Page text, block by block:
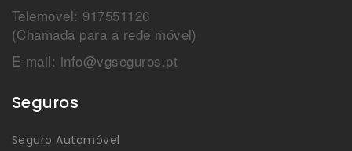
Telemovel: 917551126
(Chamada para a rede móvel)
E-mail: info@vgseguros.pt
Seguros
Seguro Automóvel